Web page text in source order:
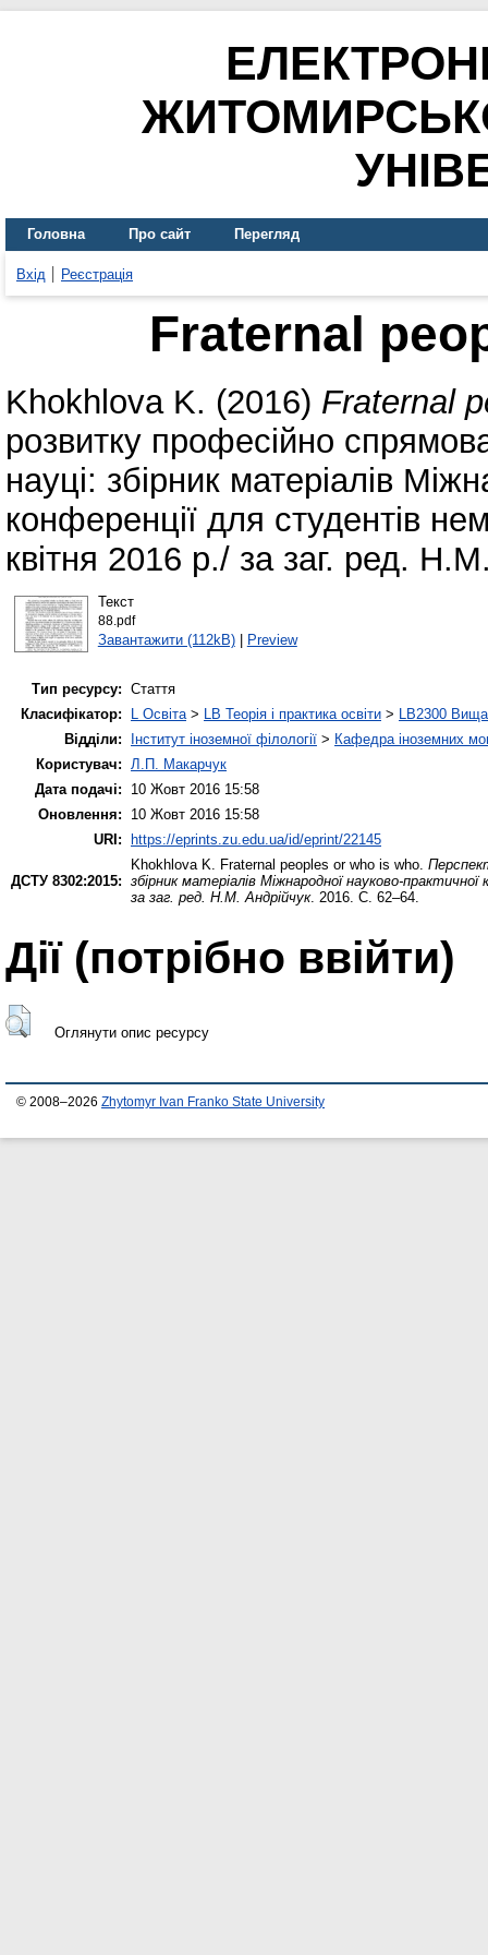
Головна Про сайт Перегляд
Вхід Реєстрація
Fraternal
Khokhlova K. (2016) Fraternal
розвитку професійно
науці: збірник матеріалів
конференції для студентів
квітня 2016 р./ за заг. ред.
Текст
88.pdf
Завантажити (112kB)| Preview
Тип ресурсу: Стаття
Класифікатор:
L Освіта> LB Теорія і практика освіти > LB2300 Вища
Відділи:
Інститут іноземної філології > Кафедра іноземних
Користувач: Л.П. Макарчук
Дата подачі:
10 Жовт 2016 15:58
Оновлення:
10 Жовт 2016 15:58
URI:
https://eprints.zu.edu.ua/id/eprint/22145
ДСТУ 8302:2015:
Khokhlova K. Fraternal peoples or who is who.
збірник матеріалів Міжнародної науково-
за заг. ред. Н.М. Андрійчук. 2016. С. 62–64.
Дії ​​(потрібно ввійти)
Оглянути опис ресурсу
© 2008–2026 Zhytomyr Ivan Franko State University